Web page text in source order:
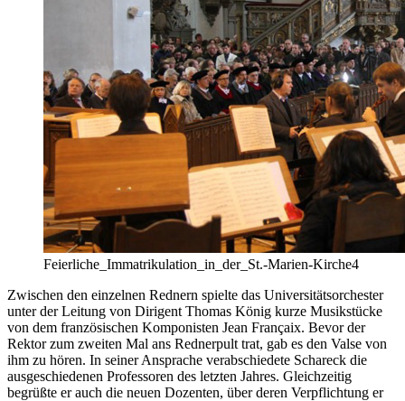
Feierliche_Immatrikulation_in_der_St.-Marien-Kirche4
Zwischen den einzelnen Rednern spielte das Universitätsorchester
unter der Leitung von Dirigent Thomas König kurze Musikstücke
von dem französischen Komponisten Jean Françaix. Bevor der
Rektor zum zweiten Mal ans Rednerpult trat, gab es den Valse von
ihm zu hören. In seiner Ansprache verabschiedete Schareck die
ausgeschiedenen Professoren des letzten Jahres. Gleichzeitig
begrüßte er auch die neuen Dozenten, über deren Verpflichtung er